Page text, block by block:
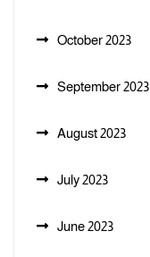
October 2023
September 2023
August 2023
July 2023
June 2023